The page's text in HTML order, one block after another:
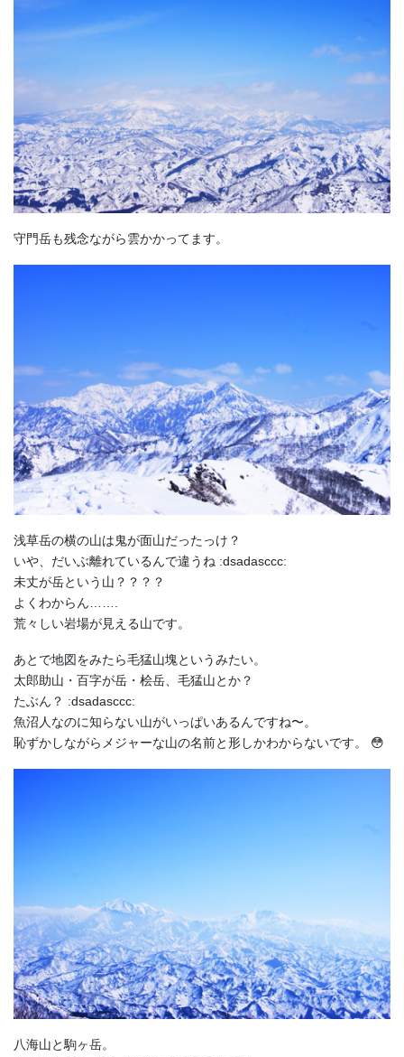
守門岳も残念ながら雲かかってます。
浅草岳の横の山は鬼が面山だったっけ？
いや、だいぶ離れているんで違うね :dsadasccc:
未丈が岳という山？？？？
よくわからん…….
荒々しい岩場が見える山です。
あとで地図をみたら毛猛山塊というみたい。
太郎助山・百字が岳・桧岳、毛猛山とか？
たぶん？ :dsadasccc:
魚沼人なのに知らない山がいっぱいあるんですね〜。
恥ずかしながらメジャーな山の名前と形しかわからないです。 😳
八海山と駒ヶ岳。